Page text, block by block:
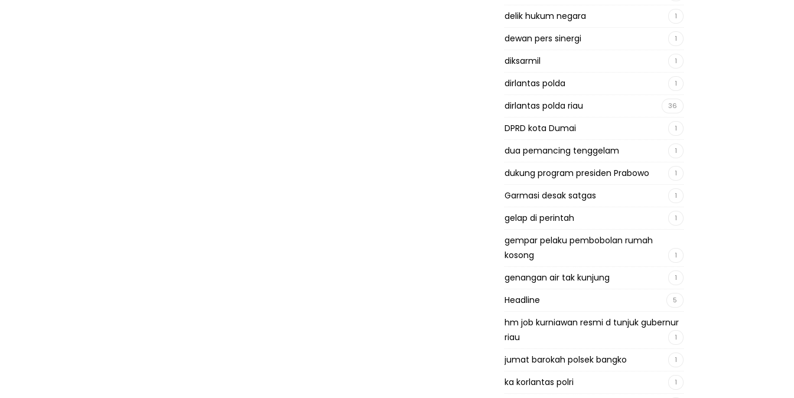
delik hukum negara 1
dewan pers sinergi 1
diksarmil 1
dirlantas polda 1
dirlantas polda riau 36
DPRD kota Dumai 1
dua pemancing tenggelam 1
dukung program presiden Prabowo 1
Garmasi desak satgas 1
gelap di perintah 1
gempar pelaku pembobolan rumah
kosong
1
genangan air tak kunjung 1
Headline 5
hm job kurniawan resmi d tunjuk gubernur
riau
1
jumat barokah polsek bangko 1
ka korlantas polri 1